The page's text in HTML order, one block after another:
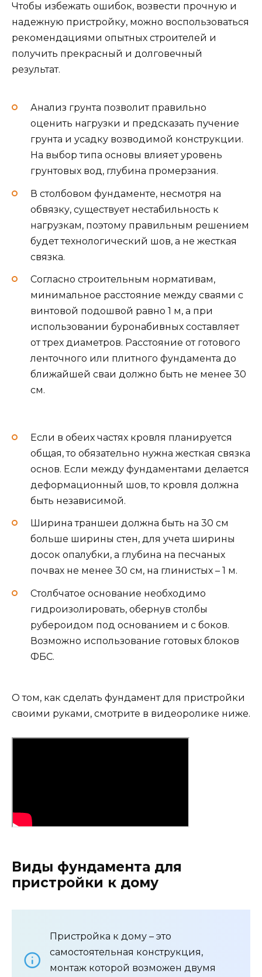
Чтобы избежать ошибок, возвести прочную и
надежную пристройку, можно воспользоваться
рекомендациями опытных строителей и
получить прекрасный и долговечный
результат.
Анализ грунта позволит правильно
оценить нагрузки и предсказать пучение
грунта и усадку возводимой конструкции.
На выбор типа основы влияет уровень
грунтовых вод, глубина промерзания.
В столбовом фундаменте, несмотря на
обвязку, существует нестабильность к
нагрузкам, поэтому правильным решением
будет технологический шов, а не жесткая
связка.
Согласно строительным нормативам,
минимальное расстояние между сваями с
винтовой подошвой равно 1 м, а при
использовании буронабивных составляет
от трех диаметров. Расстояние от готового
ленточного или плитного фундамента до
ближайшей сваи должно быть не менее 30
см.
Если в обеих частях кровля планируется
общая, то обязательно нужна жесткая связка
основ. Если между фундаментами делается
деформационный шов, то кровля должна
быть независимой.
Ширина траншеи должна быть на 30 см
больше ширины стен, для учета ширины
досок опалубки, а глубина на песчаных
почвах не менее 30 см, на глинистых – 1 м.
Столбчатое основание необходимо
гидроизолировать, обернув столбы
рубероидом под основанием и с боков.
Возможно использование готовых блоков
ФБС.
О том, как сделать фундамент для пристройки
своими руками, смотрите в видеоролике ниже.
Виды фундамента для
пристройки к дому
Пристройка к дому – это
самостоятельная конструкция,
монтаж которой возможен двумя